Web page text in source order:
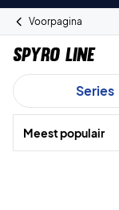
Voorpagina
Spyro Line
Series
Meest populair